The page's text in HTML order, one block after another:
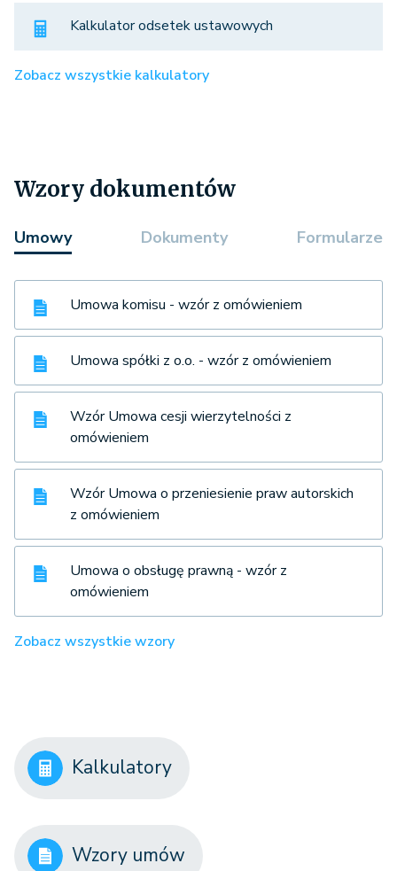
Kalkulator odsetek ustawowych
Zobacz wszystkie kalkulatory
Wzory dokumentów
Umowy Dokumenty Formularze
Umowa komisu - wzór z omówieniem
Umowa spółki z o.o. - wzór z omówieniem
Wzór Umowa cesji wierzytelności z
omówieniem
Wzór Umowa o przeniesienie praw autorskich
z omówieniem
Umowa o obsługę prawną - wzór z
omówieniem
Zobacz wszystkie wzory
Kalkulatory
Wzory umów